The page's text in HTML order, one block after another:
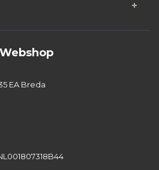
EA Breda